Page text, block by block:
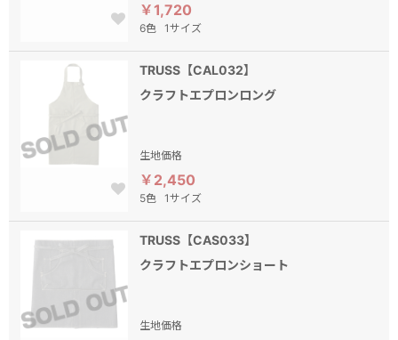
￥1,720
6色 1サイズ
TRUSS【CAL032】
クラフトエプロンロング
生地価格
￥2,450
5色 1サイズ
TRUSS【CAS033】
クラフトエプロンショート
生地価格